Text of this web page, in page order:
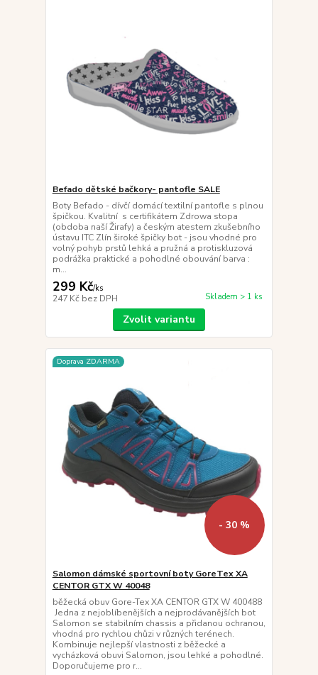
Befado dětské bačkory- pantofle SALE
Boty Befado - dívčí domácí textilní pantofle s plnou
špičkou. Kvalitní s certifikátem Zdrowa stopa
(obdoba naší Žirafy) a českým atestem zkušebního
ústavu ITC Zlín široké špičky bot - jsou vhodné pro
volný pohyb prstů lehká a pružná a protiskluzová
podrážka praktické a pohodlné obouvání barva :
m...
299 Kč/ks
247 Kč bez DPH Skladem > 1 ks
Zvolit variantu
Doprava ZDARMA
- 30 %
Salomon dámské sportovní boty GoreTex XA
CENTOR GTX W 40048
běžecká obuv Gore-Tex XA CENTOR GTX W 400488
Jedna z nejoblíbenějších a nejprodávanějších bot
Salomon se stabilním chassis a přidanou ochranou,
vhodná pro rychlou chůzi v různých terénech.
Kombinuje nejlepší vlastnosti z běžecké a
vycházková obuvi Salomon, jsou lehké a pohodlné.
Doporučujeme pro r...